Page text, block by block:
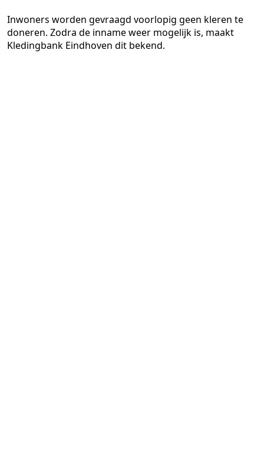
Inwoners worden gevraagd voorlopig geen kleren te
doneren. Zodra de inname weer mogelijk is, maakt
Kledingbank Eindhoven dit bekend.